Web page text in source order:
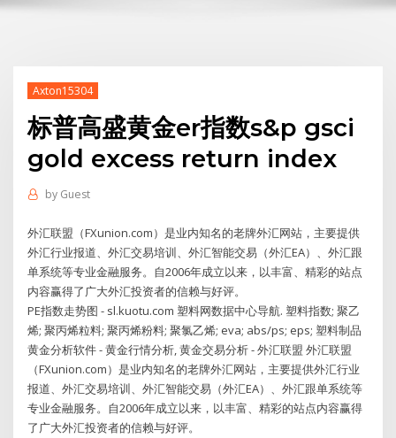
Axton15304
标普高盛黄金er指数s&p gsci
gold excess return index
by Guest
外汇联盟（FXunion.com）是业内知名的老牌外汇网站，主要提供
外汇行业报道、外汇交易培训、外汇智能交易（外汇EA）、外汇跟
单系统等专业金融服务。自2006年成立以来，以丰富、精彩的站点
内容赢得了广大外汇投资者的信赖与好评。
PE指数走势图 - sl.kuotu.com 塑料网数据中心导航. 塑料指数; 聚乙
烯; 聚丙烯粒料; 聚丙烯粉料; 聚氯乙烯; eva; abs/ps; eps; 塑料制品
黄金分析软件 - 黄金行情分析, 黄金交易分析 - 外汇联盟 外汇联盟
（FXunion.com）是业内知名的老牌外汇网站，主要提供外汇行业
报道、外汇交易培训、外汇智能交易（外汇EA）、外汇跟单系统等
专业金融服务。自2006年成立以来，以丰富、精彩的站点内容赢得
了广大外汇投资者的信赖与好评。